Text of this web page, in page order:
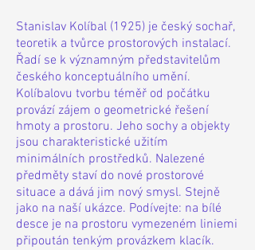
Stanislav Kolíbal (1925) je český sochař,
teoretik a tvůrce prostorových instalací.
Řadí se k významným představitelům
českého konceptuálního umění.
Kolíbalovu tvorbu téměř od počátku
provází zájem o geometrické řešení
hmoty a prostoru. Jeho sochy a objekty
jsou charakteristické užitím
minimálních prostředků. Nalezené
předměty staví do nové prostorové
situace a dává jim nový smysl. Stejně
jako na naší ukázce. Podívejte: na bílé
desce je na prostoru vymezeném liniemi
připoután tenkým provázkem klacík.